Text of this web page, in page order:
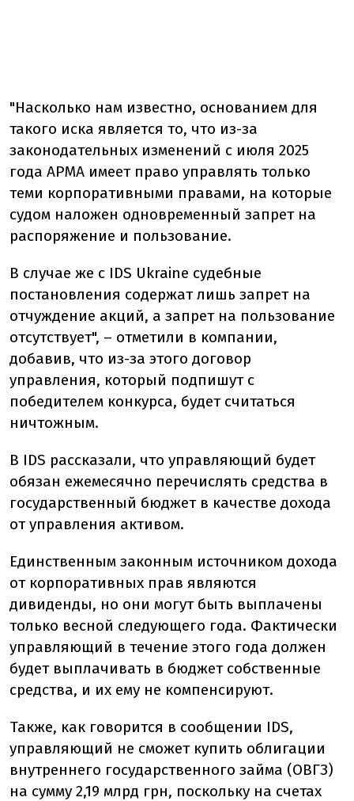
"Насколько нам известно, основанием для
такого иска является то, что из-за
законодательных изменений с июля 2025
года АРМА имеет право управлять только
теми корпоративными правами, на которые
судом наложен одновременный запрет на
распоряжение и пользование.
В случае же с IDS Ukraine судебные
постановления содержат лишь запрет на
отчуждение акций, а запрет на пользование
отсутствует", – отметили в компании,
добавив, что из-за этого договор
управления, который подпишут с
победителем конкурса, будет считаться
ничтожным.
В IDS рассказали, что управляющий будет
обязан ежемесячно перечислять средства в
государственный бюджет в качестве дохода
от управления активом.
Единственным законным источником дохода
от корпоративных прав являются
дивиденды, но они могут быть выплачены
только весной следующего года. Фактически
управляющий в течение этого года должен
будет выплачивать в бюджет собственные
средства, и их ему не компенсируют.
Также, как говорится в сообщении IDS,
управляющий не сможет купить облигации
внутреннего государственного займа (ОВГЗ)
на сумму 2,19 млрд грн, поскольку на счетах